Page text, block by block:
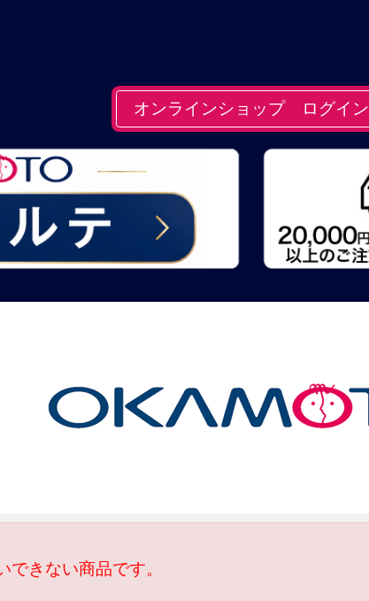
オンラインショップ ログイン
きない商品です。